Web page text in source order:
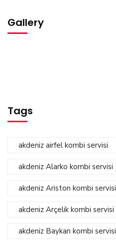
Gallery
Tags
akdeniz airfel kombi servisi
akdeniz Alarko kombi servisi
akdeniz Ariston kombi servisi
akdeniz Arçelik kombi servisi
akdeniz Baykan kombi servisi